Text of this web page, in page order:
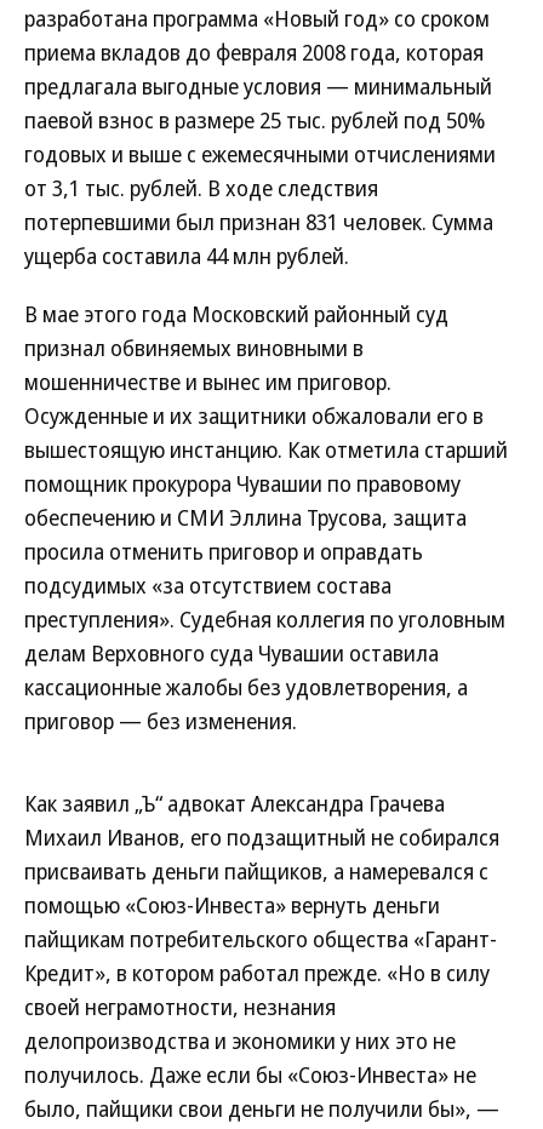
разработана программа «Новый год» со сроком
приема вкладов до февраля 2008 года, которая
предлагала выгодные условия — минимальный
паевой взнос в размере 25 тыс. рублей под 50%
годовых и выше с ежемесячными отчислениями
от 3,1 тыс. рублей. В ходе следствия
потерпевшими был признан 831 человек. Сумма
ущерба составила 44 млн рублей.
В мае этого года Московский районный суд
признал обвиняемых виновными в
мошенничестве и вынес им приговор.
Осужденные и их защитники обжаловали его в
вышестоящую инстанцию. Как отметила старший
помощник прокурора Чувашии по правовому
обеспечению и СМИ Эллина Трусова, защита
просила отменить приговор и оправдать
подсудимых «за отсутствием состава
преступления». Судебная коллегия по уголовным
делам Верховного суда Чувашии оставила
кассационные жалобы без удовлетворения, а
приговор — без изменения.
Как заявил „Ъ“ адвокат Александра Грачева
Михаил Иванов, его подзащитный не собирался
присваивать деньги пайщиков, а намеревался с
помощью «Союз-Инвеста» вернуть деньги
пайщикам потребительского общества «Гарант-
Кредит», в котором работал прежде. «Но в силу
своей неграмотности, незнания
делопроизводства и экономики у них это не
получилось. Даже если бы «Союз-Инвеста» не
было, пайщики свои деньги не получили бы», —